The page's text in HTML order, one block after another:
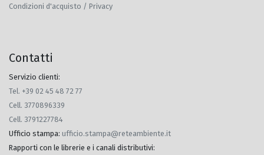
Condizioni d'acquisto / Privacy
Contatti
Servizio clienti:
Tel. +39 02 45 48 72 77
Cell. 3770896339
Cell. 3791227784
Ufficio stampa: ufficio.stampa@reteambiente.it
Rapporti con le librerie e i canali distributivi: